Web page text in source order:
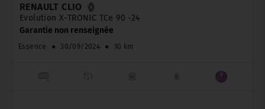
RENAULT CLIO
Evolution X-TRONIC TCe 90 -24
Garantie non renseignée
Essence ● 30/09/2024 ● 10 km